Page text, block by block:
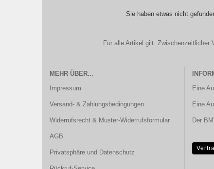
Sie haben etwas nicht
Für alle Artikel gilt: Zwischenzeitlicher
MEHR ÜBER...
Impressum
Versand- & Zahlungsbedingungen
Widerrufsrecht & Muster-Widerrufsformular
AGB
Privatsphäre und Datenschutz
Eine
Eine
Der